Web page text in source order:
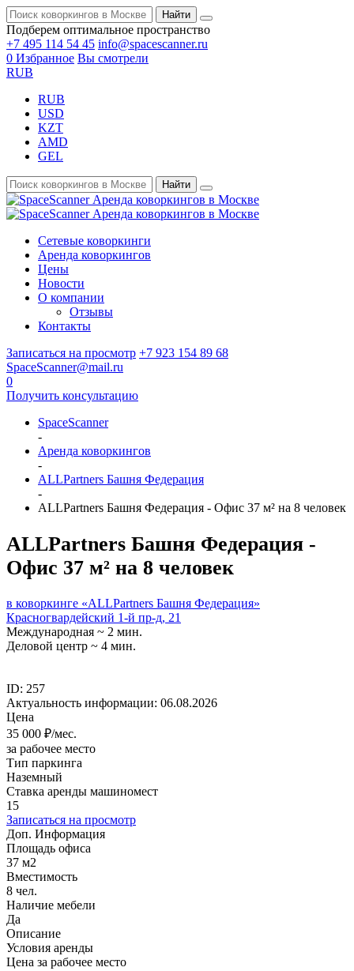
Найти
Подберем оптимальное пространство
+7 495 114 54 45 info@spacescanner.ru
0 Избранное Вы смотрели
RUB
RUB
USD
KZT
AMD
GEL
Найти
Аренда коворкингов в Москве
Аренда коворкингов в Москве
Сетевые коворкинги
Аренда коворкингов
Цены
Новости
О компании
Отзывы
Контакты
Записаться на просмотр +7 923 154 89 68
SpaceScanner@mail.ru
0
Получить консультацию
SpaceScanner
-
Аренда коворкингов
-
ALLPartners Башня Федерация
-
ALLPartners Башня Федерация - Офис 37 м² на 8 человек
ALLPartners Башня Федерация -
Офис 37 м² на 8 человек
в коворкинге «ALLPartners Башня Федерация»
Красногвардейский 1-й пр-д, 21
Международная ~ 2 мин.
Деловой центр ~ 4 мин.
ID: 257
Актуальность информации: 06.08.2026
Цена
35 000 ₽/мес.
за рабочее место
Тип паркинга
Наземный
Ставка аренды машиномест
15
Записаться на просмотр
Доп. Информация
Площадь офиса
37 м2
Вместимость
8 чел.
Наличие мебели
Да
Описание
Условия аренды
Цена за рабочее место